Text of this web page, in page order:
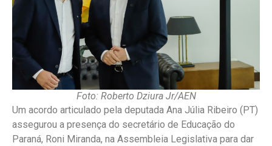
Foto: Roberto Dziura Jr/AEN
Um acordo articulado pela deputada Ana Júlia Ribeiro (PT)
assegurou a presença do secretário de Educação do
Paraná, Roni Miranda, na Assembleia Legislativa para dar